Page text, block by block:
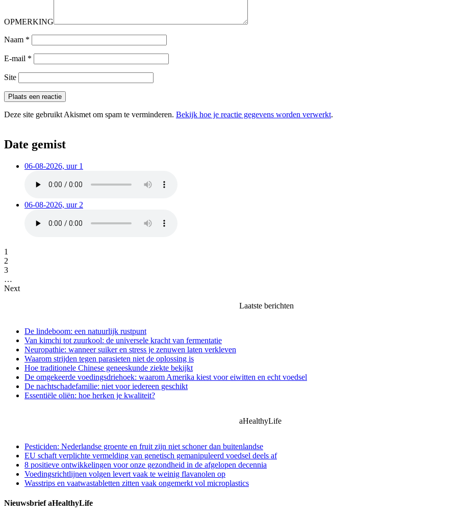
OPMERKING
Naam *
E-mail *
Site
Deze site gebruikt Akismet om spam te verminderen. Bekijk hoe je reactie gegevens worden verwerkt.
Date gemist
06-08-2026, uur 1
06-08-2026, uur 2
1
2
3
…
Next
Laatste berichten
De lindeboom: een natuurlijk rustpunt
Van kimchi tot zuurkool: de universele kracht van fermentatie
Neuropathie: wanneer suiker en stress je zenuwen laten verkleven
Waarom strijden tegen parasieten niet de oplossing is
Hoe traditionele Chinese geneeskunde ziekte bekijkt
De omgekeerde voedingsdriehoek: waarom Amerika kiest voor eiwitten en echt voedsel
De nachtschadefamilie: niet voor iedereen geschikt
Essentiële oliën: hoe herken je kwaliteit?
aHealthyLife
Pesticiden: Nederlandse groente en fruit zijn niet schoner dan buitenlandse
EU schaft verplichte vermelding van genetisch gemanipuleerd voedsel deels af
8 positieve ontwikkelingen voor onze gezondheid in de afgelopen decennia
Voedingsrichtlijnen volgen levert vaak te weinig flavanolen op
Wasstrips en vaatwastabletten zitten vaak ongemerkt vol microplastics
Nieuwsbrief aHealthyLife